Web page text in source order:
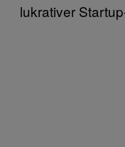
lukrativer